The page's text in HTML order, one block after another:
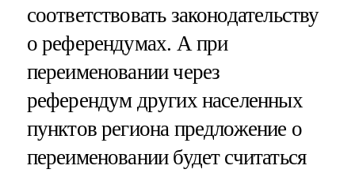
соответствовать законодательству
о референдумах. А при
переименовании через
референдум других населенных
пунктов региона предложение о
переименовании будет считаться